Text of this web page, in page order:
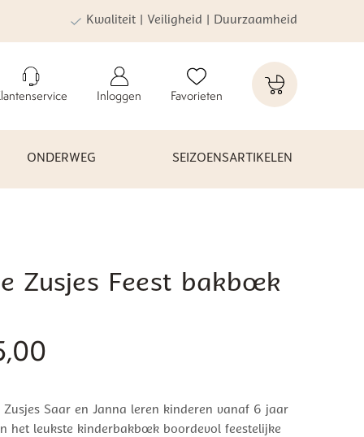
Kwaliteit | Veiligheid | Duurzaamheid
Inloggen Favorieten
ONDERWEG SEIZOENSARTIKELEN
Zusjes Feest bakboek
Zusjes Saar en Janna leren kinderen vanaf 6 jaar
het leukste kinderbakboek boordevol feestelijke